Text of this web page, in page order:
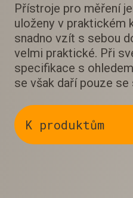
Přístroje pro měření
uloženy v praktickém
snadno vzít s sebou
velmi praktické. Při
specifikace s
se však daří pouze se
K produktům